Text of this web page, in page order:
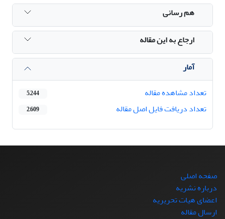
هم رسانی
ارجاع به این مقاله
آمار
تعداد مشاهده مقاله
5,244
تعداد دریافت فایل اصل مقاله 2,609
صفحه اصلی
درباره نشریه
اعضای هیات تحریریه
ارسال مقاله